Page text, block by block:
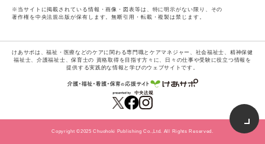
※当サイトに掲載されている情報・画像・図表等は、特に明示がない限り、その
著作権を中央法規出版が保有します。無断引用・転載・複製は禁じます。
けあサポは、福祉・医療などのケアに関わる専門職とケアマネジャー、社会福祉士、精神保健
福祉士、介護福祉士、保育士の 資格取得を目指す方々に、日々の仕事や受験に役立つ情報を
提供する実践的な情報と学びのウェブサイトです。
Copyright ©2025 Chuohoki Publishing Co.,Ltd. All Rights Reserved.